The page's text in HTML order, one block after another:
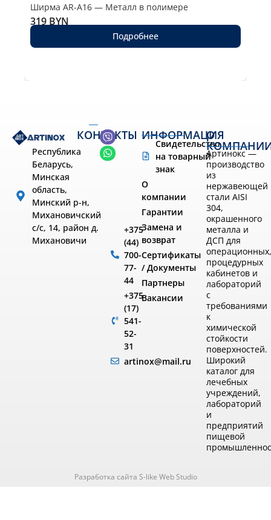
Ширма AR-A16 — Металл в полимере
319 BYN
Подробнее
Республика
Беларусь,
Минская
область,
Минский р-н,
Михановичский
с/с, 14, район д.
Михановичи
КОНТАКТЫ
+375
(44)
700-
77-
44
+375
(17)
541-
52-
31
artinox@mail.ru
ИНФОРМАЦИЯ
Свидетельство
на товарный
знак
О
компании
Гарантии
Замена и
возврат
Сертификаты
/ Документы
Партнеры
Вакансии
О
Артинокс —
производство
из
нержавеющей
стали AISI
304,
окрашенного
металла и
ДСП для
операционных,
процедурных
кабинетов и
лабораторий
с
требованиями
к
химической
стойкости
поверхностей.
Широкий
каталог для
лечебных
учреждений,
лабораторий
и
предприятий
пищевой
Разработка сайта S-like Web Studio